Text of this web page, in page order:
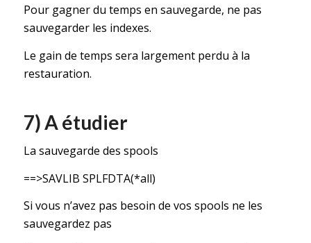
Pour gagner du temps en sauvegarde, ne pas
sauvegarder les indexes.
Le gain de temps sera largement perdu à la
restauration.
7) A étudier
La sauvegarde des spools
==>SAVLIB SPLFDTA(*all)
Si vous n’avez pas besoin de vos spools ne les
sauvegardez pas